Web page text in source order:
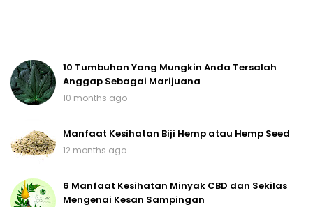
10 Tumbuhan Yang Mungkin Anda Tersalah
Anggap Sebagai Marijuana
10 months ago
Manfaat Kesihatan Biji Hemp atau Hemp Seed
12 months ago
6 Manfaat Kesihatan Minyak CBD dan Sekilas
Mengenai Kesan Sampingan